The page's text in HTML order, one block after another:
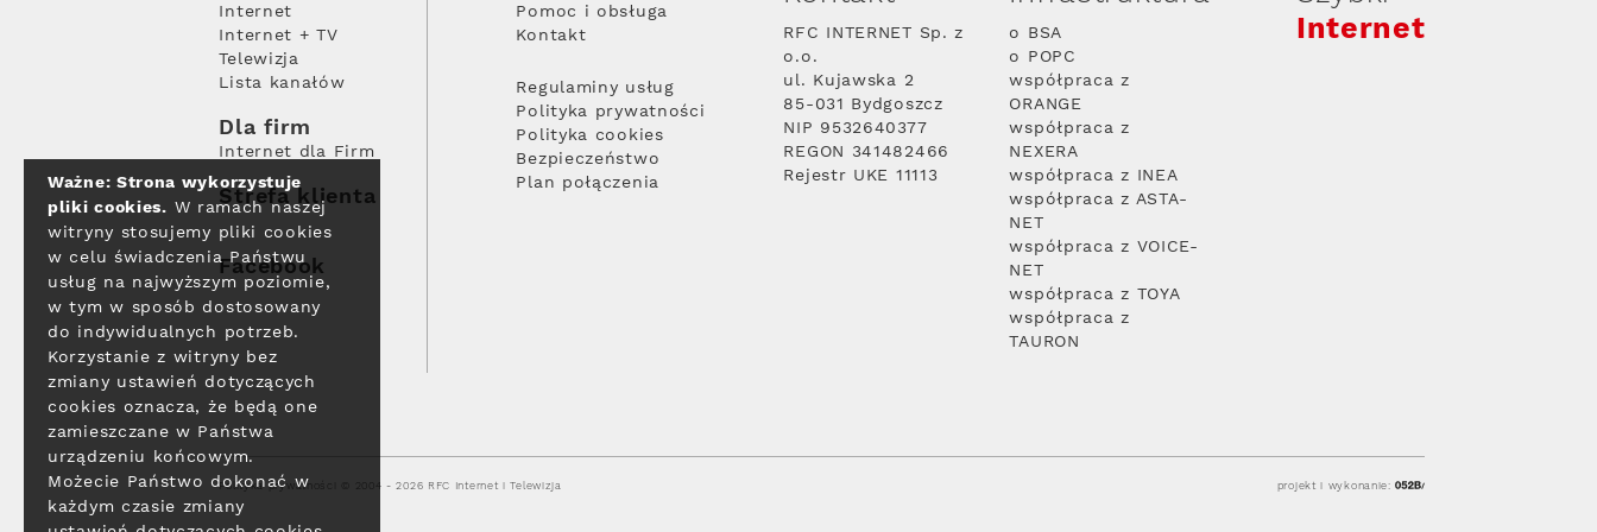
Internet
Internet + TV
Telewizja
Lista kanałów
Dla firm
Internet dla Firm
Strefa klienta
Facebook
Pomoc i obsługa
Kontakt
Regulaminy usług
Polityka prywatności
Polityka cookies
Bezpieczeństwo
Plan połączenia
RFC INTERNET Sp. z
o.o.
ul. Kujawska 2
85-031 Bydgoszcz
NIP 9532640377
REGON 341482466
Rejestr UKE 11113
o BSA
o POPC
współpraca z
ORANGE
współpraca z
NEXERA
współpraca z INEA
współpraca z ASTA-
NET
współpraca z VOICE-
NET
współpraca z TOYA
współpraca z
TAURON
Internet
Polityka prywatności © 2004 - 2026 RFC Internet i Telewizja projekt i wykonanie:
Ważne: Strona wykorzystuje
pliki cookies. W ramach naszej
witryny stosujemy pliki cookies
w celu świadczenia Państwu
usług na najwyższym poziomie,
w tym w sposób dostosowany
do indywidualnych potrzeb.
Korzystanie z witryny bez
zmiany ustawień dotyczących
cookies oznacza, że będą one
zamieszczane w Państwa
urządzeniu końcowym.
Możecie Państwo dokonać w
każdym czasie zmiany